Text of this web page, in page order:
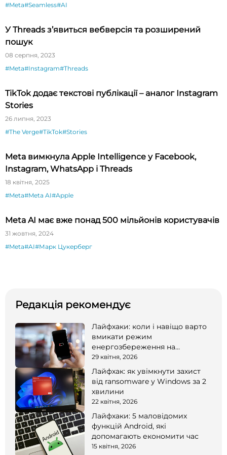
#Meta#Seamless#AI
У Threads з’явиться вебверсія та розширений
пошук
08 серпня, 2023
#Meta#Instagram#Threads
TikTok додає текстові публікації – аналог Instagram
Stories
26 липня, 2023
#The Verge#TikTok#Stories
Meta вимкнула Apple Intelligence у Facebook,
Instagram, WhatsApp і Threads
18 квітня, 2025
#Meta#Meta AI#Apple
Meta AI має вже понад 500 мільйонів користувачів
31 жовтня, 2024
#Meta#AI#Марк Цукерберг
Редакція рекомендує
Лайфхаки: коли і навіщо варто
вмикати режим
енергозбереження на
смартфоні
29 квітня, 2026
Лайфхак: як увімкнути захист
від ransomware у Windows за 2
хвилини
22 квітня, 2026
Лайфхаки: 5 маловідомих
функцій Android, які
допомагають економити час
15 квітня, 2026